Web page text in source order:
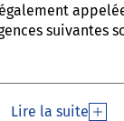
suivantes
Lire la suite